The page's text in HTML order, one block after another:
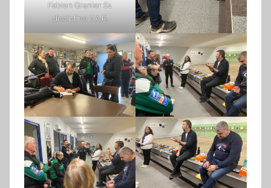
Fabien Granier S1
discipline T.A.R.